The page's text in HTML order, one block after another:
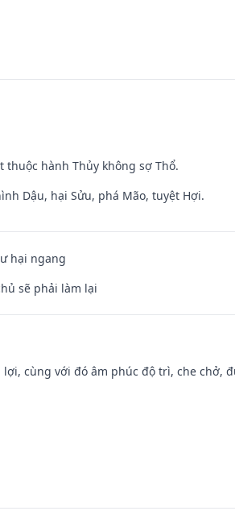
thuộc hành Thủy không sợ Thổ.
Dậu, hại Sửu, phá Mão, tuyệt Hợi.
hại ngang
sẽ phải làm lại
cùng với đó âm phúc độ trì, che chở,